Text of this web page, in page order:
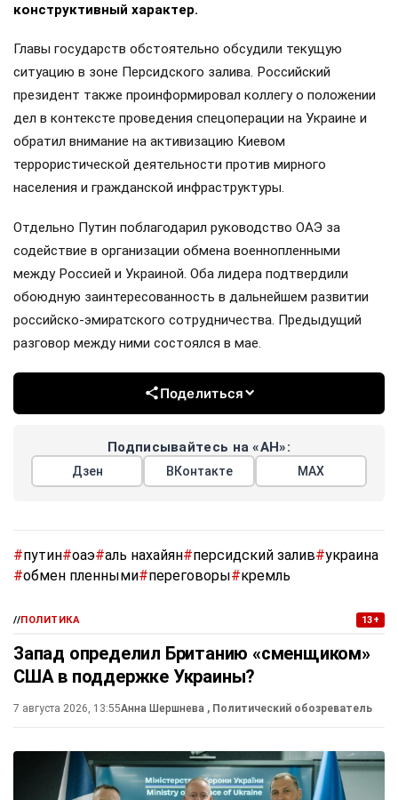
конструктивный характер.
Главы государств обстоятельно обсудили текущую
ситуацию в зоне Персидского залива. Российский
президент также проинформировал коллегу о положении
дел в контексте проведения спецоперации на Украине и
обратил внимание на активизацию Киевом
террористической деятельности против мирного
населения и гражданской инфраструктуры.
Отдельно Путин поблагодарил руководство ОАЭ за
содействие в организации обмена военнопленными
между Россией и Украиной. Оба лидера подтвердили
обоюдную заинтересованность в дальнейшем развитии
российско-эмиратского сотрудничества. Предыдущий
разговор между ними состоялся в мае.
Поделиться
Подписывайтесь на «АН»:
Дзен ВКонтакте МАХ
#путин#оаэ#аль нахайян#персидский залив#украина
#обмен пленными#переговоры#кремль
//ПОЛИТИКА 13+
Запад определил Британию «сменщиком»
США в поддержке Украины?
7 августа 2026, 13:55Анна Шершнева , Политический обозреватель